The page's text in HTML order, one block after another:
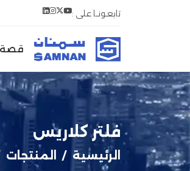
تابعـونــا على :
قصة
فلتر كلاريس
اﻟﺮﺋﻴﺴﻴﺔ المنتجات